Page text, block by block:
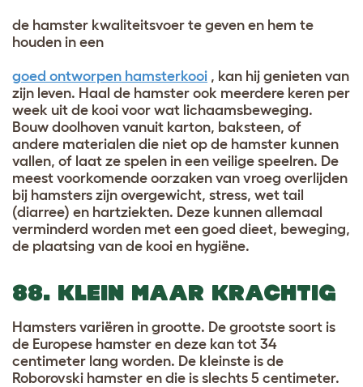
de hamster kwaliteitsvoer te geven en hem te
houden in een
goed ontworpen hamsterkooi , kan hij genieten van
zijn leven. Haal de hamster ook meerdere keren per
week uit de kooi voor wat lichaamsbeweging.
Bouw doolhoven vanuit karton, baksteen, of
andere materialen die niet op de hamster kunnen
vallen, of laat ze spelen in een veilige speelren. De
meest voorkomende oorzaken van vroeg overlijden
bij hamsters zijn overgewicht, stress, wet tail
(diarree) en hartziekten. Deze kunnen allemaal
verminderd worden met een goed dieet, beweging,
de plaatsing van de kooi en hygiëne.
88. KLEIN MAAR KRACHTIG
Hamsters variëren in grootte. De grootste soort is
de Europese hamster en deze kan tot 34
centimeter lang worden. De kleinste is de
Roborovski hamster en die is slechts 5 centimeter.